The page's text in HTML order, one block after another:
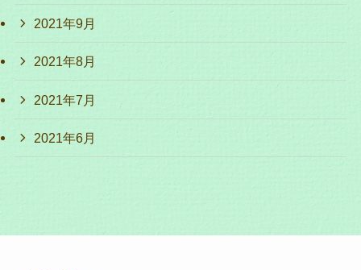
2021年9月
2021年8月
2021年7月
2021年6月